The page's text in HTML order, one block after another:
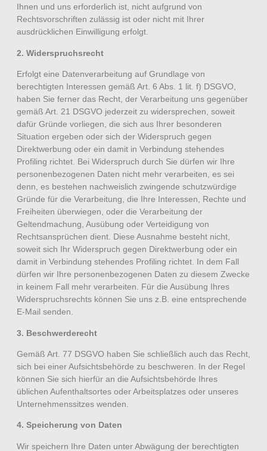
Ihnen und uns erforderlich ist, nicht aufgrund von
Rechtsvorschriften zulässig ist oder nicht mit Ihrer
ausdrücklichen Einwilligung erfolgt.
2. Widerspruchsrecht
Erfolgt eine Datenverarbeitung auf Grundlage von
berechtigten Interessen gemäß Art. 6 Abs. 1 lit. f) DSGVO,
haben Sie ferner das Recht, der Verarbeitung uns gegenüber
gemäß Art. 21 DSGVO jederzeit zu widersprechen, soweit
dafür Gründe vorliegen, die sich aus Ihrer besonderen
Situation ergeben oder sich der Widerspruch gegen
Direktwerbung oder ein damit in Verbindung stehendes
Profiling richtet. Bei Widerspruch durch Sie dürfen wir Ihre
personenbezogenen Daten nicht mehr verarbeiten, es sei
denn, es bestehen nachweislich zwingende schutzwürdige
Gründe für die Verarbeitung, die Ihre Interessen, Rechte und
Freiheiten überwiegen, oder die Verarbeitung der
Geltendmachung, Ausübung oder Verteidigung von
Rechtsansprüchen dient. Diese Ausnahme besteht nicht,
soweit sich Ihr Widerspruch gegen Direktwerbung oder ein
damit in Verbindung stehendes Profiling richtet. In dem Fall
dürfen wir Ihre personenbezogenen Daten zu diesem Zwecke
in keinem Fall mehr verarbeiten. Für die Ausübung Ihres
Widerspruchsrechts können Sie uns z.B. eine entsprechende
E-Mail senden.
3. Beschwerderecht
Gemäß Art. 77 DSGVO haben Sie schließlich auch das Recht,
sich bei einer Aufsichtsbehörde zu beschweren. In der Regel
können Sie sich hierfür an die Aufsichtsbehörde Ihres
üblichen Aufenthaltsortes oder Arbeitsplatzes oder unseres
Unternehmenssitzes wenden.
4. Speicherung von Daten
Wir speichern Ihre Daten unter Abwägung der berechtigten